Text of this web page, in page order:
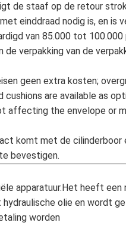
de staaf op de retour
einddraad nodig is, en is
van 85.000 tot 100.000
verpakking van de
geen extra kosten;
are available as
affecting the envelope or
komt met de cilinderboor
bevestigen.
apparatuur.Het heeft een
olie en wordt
worden